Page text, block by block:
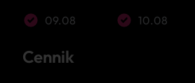
09.08
10.08
Cennik